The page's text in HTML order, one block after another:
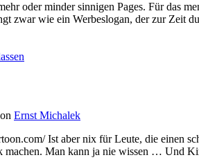
oder minder sinnigen Pages. Für das
zwar wie ein Werbeslogan, der zur Zeit
Ernst Michalek
Ist aber nix für Leute, die einen
machen. Man kann ja nie wissen … Und